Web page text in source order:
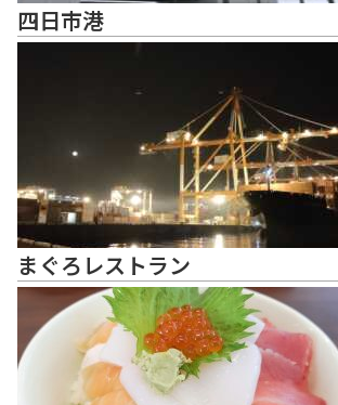
四日市港
まぐろレストラン